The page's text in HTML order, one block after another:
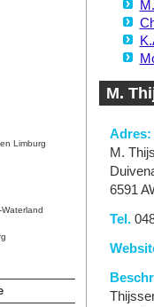
Limburg
M.
Adres:
M.
6591
Tel.